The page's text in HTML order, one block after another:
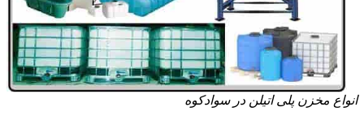
انواع مخزن پلی اتیلن در سوادکوه